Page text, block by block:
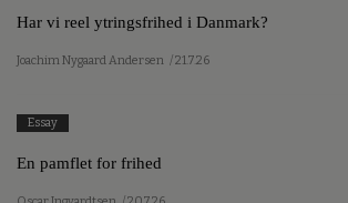
Har vi reel ytringsfrihed i Danmark?
Joachim Nygaard Andersen / 21.7.26
Essay
En pamflet for frihed